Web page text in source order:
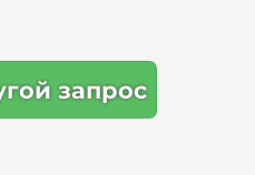
запрос